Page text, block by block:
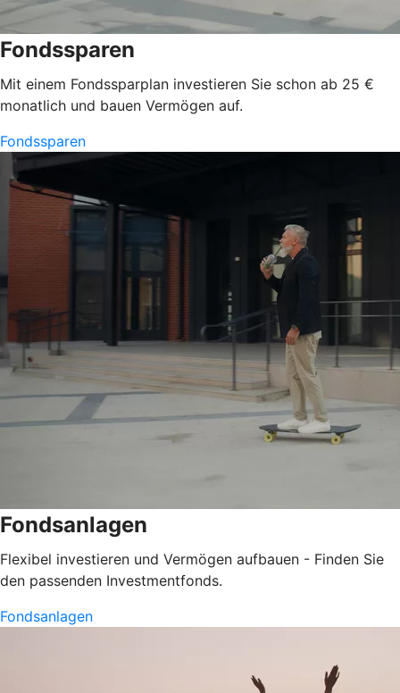
Fondssparen
Mit einem Fondssparplan investieren Sie schon ab 25 €
monatlich und bauen Vermögen auf.
Fondssparen
Fondsanlagen
Flexibel investieren und Vermögen aufbauen - Finden Sie
den passenden Investmentfonds.
Fondsanlagen